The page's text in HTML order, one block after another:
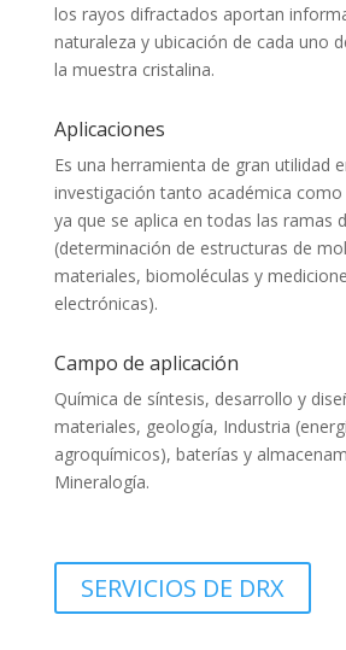
los rayos difractados aportan
naturaleza y ubicación de cada uno
la muestra cristalina.
Aplicaciones
Es una herramienta de gran utilidad
investigación tanto académica como
ya que se aplica en todas las ramas
(determinación de estructuras de
materiales, biomoléculas y
electrónicas).
Campo de aplicación
Química de síntesis, desarrollo y
materiales, geología, Industria
agroquímicos), baterías y
Mineralogía.
SERVICIOS DE DRX